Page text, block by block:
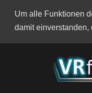
Um alle Funktionen
damit